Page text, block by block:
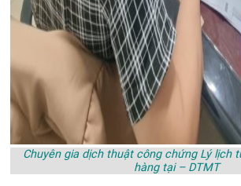
Chuyên gia dịch thuật công chứng Lý lịch
hàng tại – DTMT